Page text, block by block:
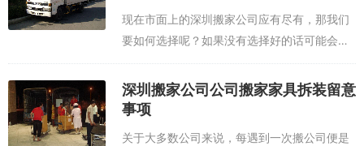
现在市面上的深圳搬家公司应有尽有，那我们
要如何选择呢？如果没有选择好的话可能会造
成很多烦恼，运气好选到好的公司那就万事大
吉了。一般来说，深圳搬家公司搬家都会有大
致的流程标准，那么我们选择的时候就要留
深圳搬家公司公司搬家家具拆装留意
事项
关于大多数公司来说，每遇到一次搬公司便是